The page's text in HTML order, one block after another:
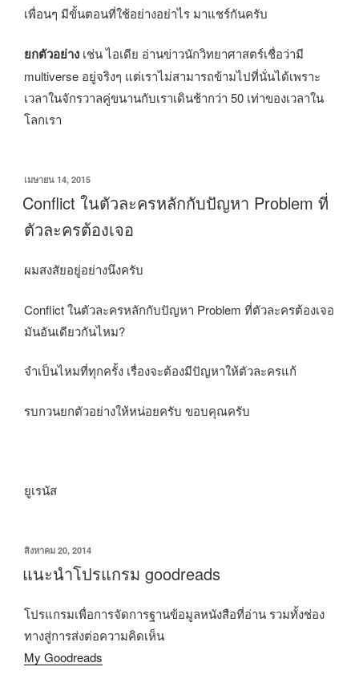
เพื่อนๆ มีขั้นตอนที่ใช้อย่างอย่าไร มาแชร์กันครับ
ยกตัวอย่าง เช่น ไอเดีย อ่านข่าวนักวิทยาศาสตร์เชื่อว่ามี
multiverse อยู่จริงๆ แต่เราไม่สามารถข้ามไปที่นั่นได้เพราะ
เวลาในจักรวาลคู่ขนานกับเราเดินช้ากว่า 50 เท่าของเวลาใน
โลกเรา
เขียน
ที่
เมษายน 14, 2015
Conflict ในตัวละครหลักกับปัญหา Problem ที่
ตัวละครต้องเจอ
ผมสงสัยอยู่อย่างนึงครับ
Conflict ในตัวละครหลักกับปัญหา Problem ที่ตัวละครต้องเจอ
มันอันเดียวกันไหม?
จำเป็นไหมที่ทุกครั้ง เรื่องจะต้องมีปัญหาให้ตัวละครแก้
รบกวนยกตัวอย่างให้หน่อยครับ ขอบคุณครับ
ยูเรนัส
เขียน
ที่
สิงหาคม 20, 2014
แนะนำโปรแกรม goodreads
โปรแกรมเพื่อการจัดการฐานข้อมูลหนังสือที่อ่าน รวมทั้งช่อง
ทางสู่การส่งต่อความคิดเห็น
My Goodreads